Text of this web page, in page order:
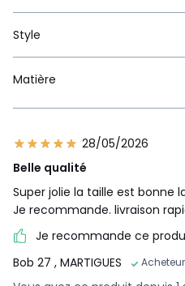
Style
Matière
28/05/2026
Belle qualité
Super jolie la taille est bonne
Je recommande. livraison
Je recommande ce
Bob 27 , MARTIGUES